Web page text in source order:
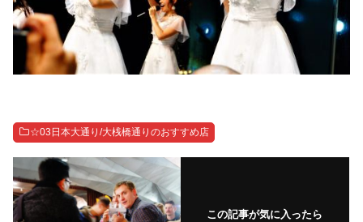
☆03日本大通り/大桟橋通りのおすすめ店
この記事が気に入ったら